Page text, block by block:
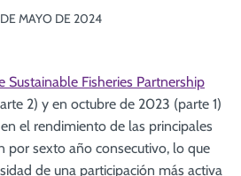
MAYO DE 2024
Sustainable Fisheries Partnership
2) y en octubre de 2023 (parte 1)
el rendimiento de las principales
por sexto año consecutivo, lo que
de una participación más activa